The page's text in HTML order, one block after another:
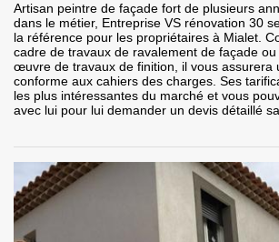
Artisan peintre de façade fort de plusieurs
dans le métier, Entreprise VS rénovation 30
la référence pour les propriétaires à Mialet.
cadre de travaux de ravalement de façade
œuvre de travaux de finition, il vous assurera
conforme aux cahiers des charges. Ses
les plus intéressantes du marché et vous
avec lui pour lui demander un devis détaillé